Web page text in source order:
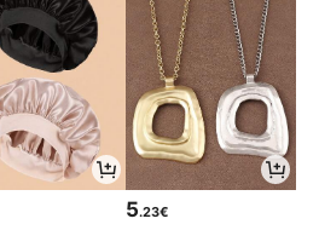
5.23€